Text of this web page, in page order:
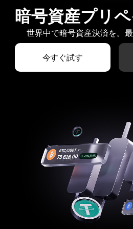
暗号資産プリ
世界中で暗号資産決済を。
今すぐ試す